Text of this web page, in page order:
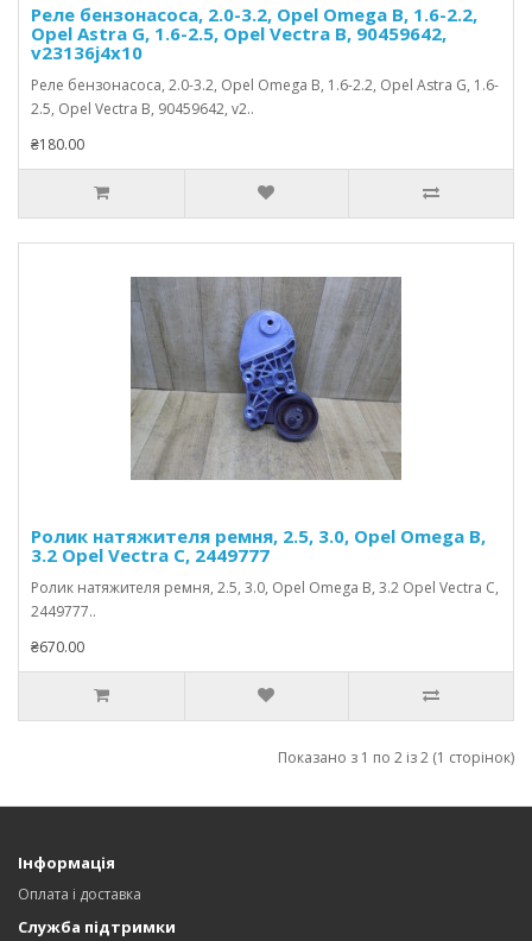
Реле бензонасоса, 2.0-3.2, Opel Omega B, 1.6-2.2,
Opel Astra G, 1.6-2.5, Opel Vectra B, 90459642,
v23136j4x10
Реле бензонасоса, 2.0-3.2, Opel Omega B, 1.6-2.2, Opel Astra G, 1.6-
2.5, Opel Vectra B, 90459642, v2..
₴180.00
Ролик натяжителя ремня, 2.5, 3.0, Opel Omega B,
3.2 Opel Vectra C, 2449777
Ролик натяжителя ремня, 2.5, 3.0, Opel Omega B, 3.2 Opel Vectra C,
2449777..
₴670.00
Показано з 1 по 2 із 2 (1 сторінок)
Інформація
Оплата і доставка
Служба підтримки